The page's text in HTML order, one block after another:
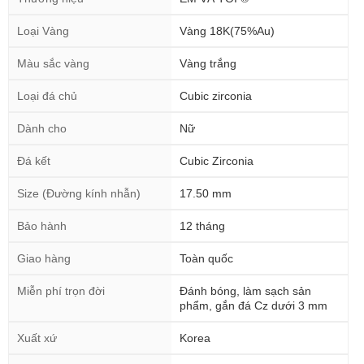
Loại Vàng Vàng 18K(75%Au)
Màu sắc vàng Vàng trắng
Loại đá chủ Cubic zirconia
Dành cho Nữ
Đá kết Cubic Zirconia
Size (Đường kính nhẫn) 17.50 mm
Bảo hành 12 tháng
Giao hàng Toàn quốc
Miễn phí trọn đời
Đánh bóng, làm sạch sản
phẩm, gắn đá Cz dưới 3 mm
Xuất xứ Korea